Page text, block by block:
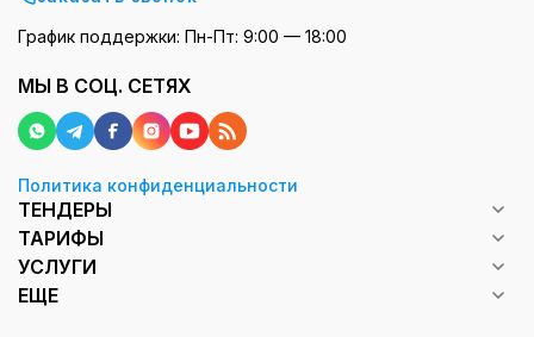
График поддержки: Пн-Пт: 9:00 — 18:00
МЫ В СОЦ. СЕТЯХ
Политика конфиденциальности
ТЕНДЕРЫ
ТАРИФЫ
УСЛУГИ
ЕЩЕ